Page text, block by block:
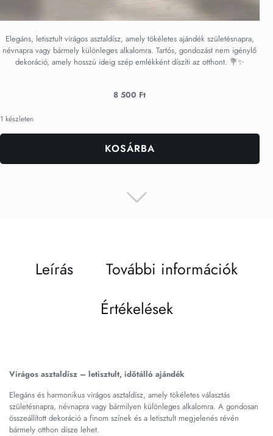
Elegáns, letisztult virágos asztaldísz, amely tökéletes ajándék születésnapra,
névnapra vagy bármely különleges alkalomra. Tartós, gondozást nem igénylő
dekoráció, amely hosszú ideig szép emlékként díszíti az otthont. 💐✨
8 500 Ft
1 készleten
KOSÁRBA
Leírás
További információk
Értékelések
Virágos asztaldísz – letisztult, időtálló ajándék
Elegáns és harmonikus virágos asztaldísz, amely tökéletes választás
születésnapra, névnapra vagy bármilyen különleges alkalomra. A gondosan
összeállított dekoráció a finom színek és a letisztult megjelenés révén
bármely otthon dísze lehet.